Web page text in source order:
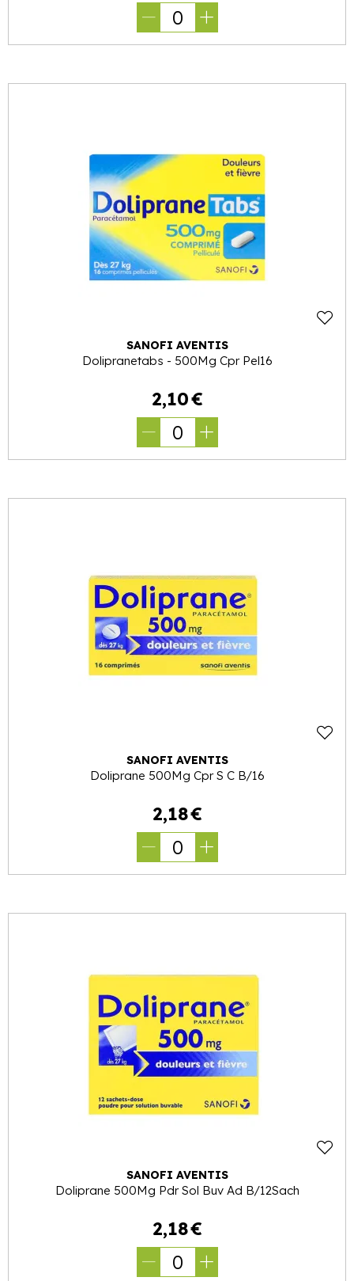
0
SANOFI AVENTIS
Dolipranetabs - 500Mg Cpr Pel16
2,10€
0
SANOFI AVENTIS
Doliprane 500Mg Cpr S C B/16
2,18€
0
SANOFI AVENTIS
Doliprane 500Mg Pdr Sol Buv Ad B/12Sach
2,18€
0